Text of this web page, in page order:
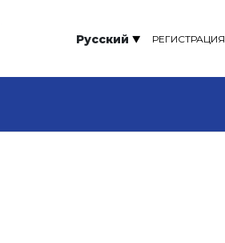
Русский РЕГИСТРАЦИЯ